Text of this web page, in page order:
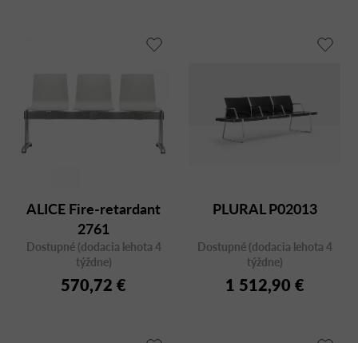
ALICE Fire-retardant
2761
Dostupné (dodacia lehota 4
týždne)
570,72 €
PLURAL P02013
Dostupné (dodacia lehota 4
týždne)
1 512,90 €